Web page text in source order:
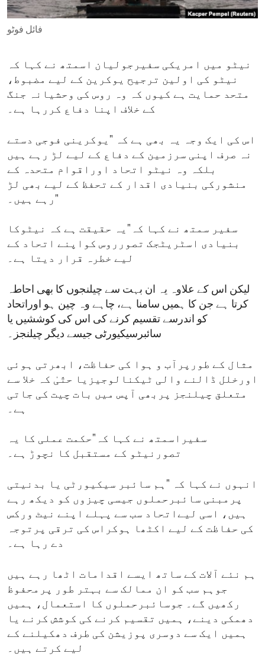
ENVIRONMENT AND HEALTH
IDEALS AND INSTITUTIONS
فائل فوٹو
نیٹو میں امریکی سفیرجولیان اسمتھ نے کہا کہ
نیٹو کی اولین ترجیح یوکرین کے لیے مضبوط،
متحد حمایت ہے کیوں کہ وہ روس کی وحشیانہ جنگ
کے خلاف اپنا دفاع کررہا ہے۔
اس کی ایک وجہ یہ بھی ہے کہ "یوکرینی فوجی دستے
نہ صرف اپنی سرزمین کے دفاع کے لیے لڑ رہے ہیں
بلکہ وہ نیٹو اتحاد اوراقوام متحدہ کے
منشورکی بنیادی اقدار کے تحفظ کے لیے بھی لڑ
رہے ہیں۔"
سفیر سمتھ نے کہا کہ"یہ حقیقت ہے کہ نیٹوکا
بنیادی اسٹریٹجک تصورروس کواپنے اتحاد کے
لیے خطرہ قرار دیتا ہے۔
لیکن اس کے علاوہ یہ ان بہت سے چیلنجوں کا بھی احاطہ
کرتا ہے جن کا ہمیں سامنا ہے، چاہے وہ چین ہو اوراتحاد
کو اندرسے تقسیم کرنے کی اس کی کوششیں یا
سائبرسیکیورٹی جیسے دیگر چیلنجز۔
مثال کے طورپرآب و ہوا کی حفاظت، ابھرتی ہوئی
اورخلل ڈالنے والی ٹیکنالوجیزیا حتّیٰ کہ خلا سے
متعلق چیلنجز پربھی آپس میں بات چیت کی جاتی
ہے۔
سفیراسمتھ نے کہا کہ"حکمت عملی کا یہ
تصورنیٹو کے مستقبل کا نچوڑ ہے۔
انہوں نے کہا کہ "ہم سائبر سیکیورٹی یا بدنیتی
پرمبنی سائبرحملوں جیسی چیزوں کو دیکھ رہے
ہیں، اسی لیےاتحاد سب سے پہلے اپنے نیٹ ورکس
کی حفاظت کے لیے اکٹھا ہوکراس کی ترقی پرتوجہ
دے رہا ہے۔
ہم نئے آلات کے ساتھ ایسے اقدامات اٹھا رہے ہیں
جوہم سب کو ان ممالک سے بہتر طور پرمحفوظ
رکھیں گے۔ جوسائبرحملوں کا استعمال، ہمیں
دھمکی دینے، ہمیں تقسیم کرنے کی کوشش کرنے یا
ہمیں ایک سے دوسری پوزیشن کی طرف دھکیلنے کے
لیے کرتے ہیں۔